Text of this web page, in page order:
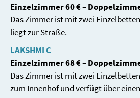
Einzelzimmer 60 € –
Das Zimmer ist mit zwei
liegt zur Straße.
LAKSHMI C
Einzelzimmer 68 € –
Das Zimmer ist mit zwei
zum Innenhof und verfügt über